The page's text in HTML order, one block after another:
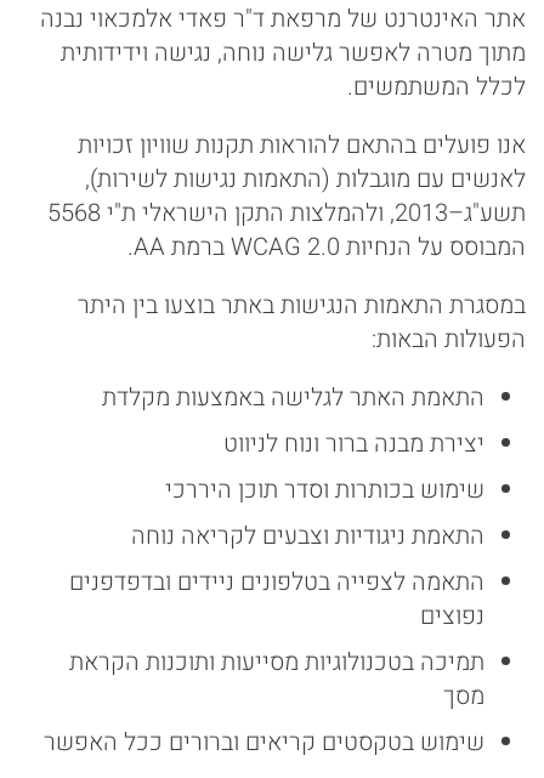
אתר האינטרנט של מרפאת ד"ר פאדי אלמכאוי נבנה
מתוך מטרה לאפשר גלישה נוחה, נגישה וידידותית
לכלל המשתמשים.
אנו פועלים בהתאם להוראות תקנות שוויון זכויות
לאנשים עם מוגבלות (התאמות נגישות לשירות),
תשע"ג–2013, ולהמלצות התקן הישראלי ת"י 5568
המבוסס על הנחיות WCAG 2.0 ברמת AA.
במסגרת התאמות הנגישות באתר בוצעו בין היתר
הפעולות הבאות:
התאמת האתר לגלישה באמצעות מקלדת
יצירת מבנה ברור ונוח לניווט
שימוש בכותרות וסדר תוכן היררכי
התאמת ניגודיות וצבעים לקריאה נוחה
התאמה לצפייה בטלפונים ניידים ובדפדפנים
נפוצים
תמיכה בטכנולוגיות מסייעות ותוכנות הקראת
מסך
שימוש בטקסטים קריאים וברורים ככל האפשר